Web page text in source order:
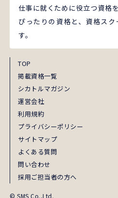
仕事に就くために役立つ資格
ぴったりの資格と、資格ス
す。
TOP
掲載資格一覧
シカトルマガジン
運営会社
利用規約
プライバシーポリシー
サイトマップ
よくある質問
問い合わせ
採用ご担当者の方へ
© SMS Co.,Ltd.